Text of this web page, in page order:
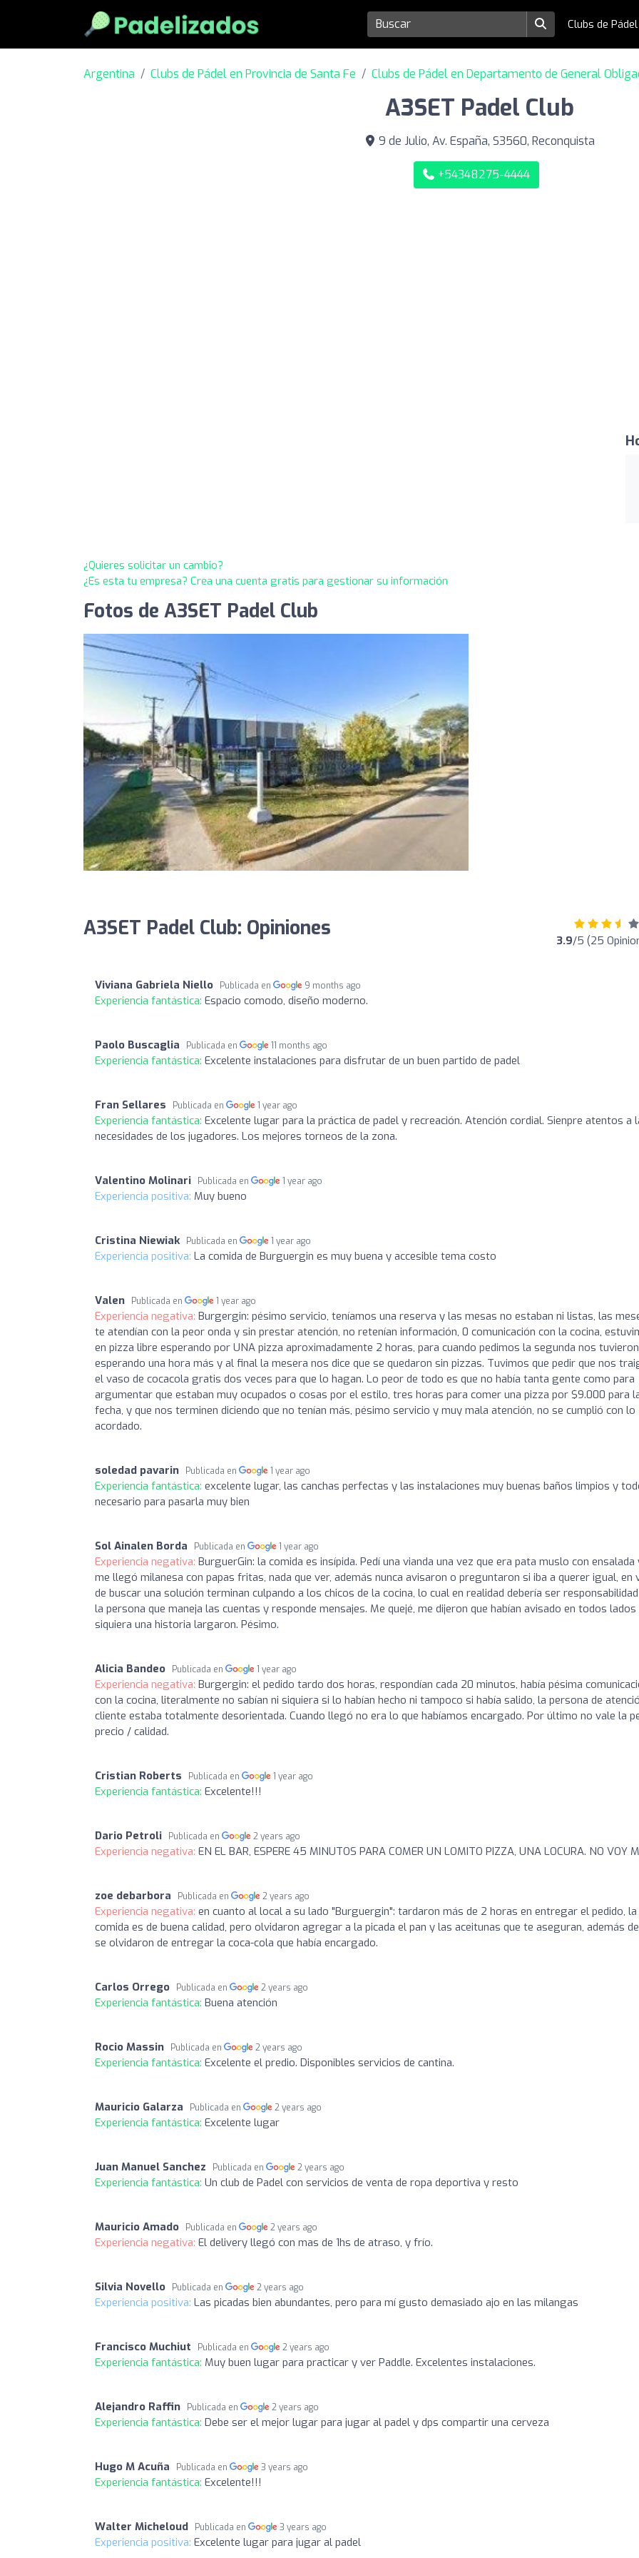
Clubs de
Argentina Clubs de Pádel en Provincia de Santa Fe Clubs de Pádel en Departamento de General
A3SET Padel Club
9 de Julio, Av. España, S3560, Reconquista
+54348275-4444
¿Quieres solicitar un cambio?
¿Es esta tu empresa? Crea una cuenta gratis para gestionar su información
Fotos de A3SET Padel Club
A3SET Padel Club: Opiniones 3.9/5 (25
Viviana Gabriela Niello Publicada en 9 months ago
Experiencia fantástica: Espacio comodo, diseño moderno.
Paolo Buscaglia Publicada en 11 months ago
Experiencia fantástica: Excelente instalaciones para disfrutar de un buen partido de padel
Fran Sellares Publicada en 1 year ago
Experiencia fantástica: Excelente lugar para la práctica de padel y recreación. Atención cordial. Sienpre atentos a
necesidades de los jugadores. Los mejores torneos de la zona.
Valentino Molinari Publicada en 1 year ago
Experiencia positiva: Muy bueno
Cristina Niewiak Publicada en 1 year ago
Experiencia positiva: La comida de Burguergin es muy buena y accesible tema costo
Valen Publicada en 1 year ago
Experiencia negativa: Burgergin: pésimo servicio, teníamos una reserva y las mesas no estaban ni listas, las
te atendían con la peor onda y sin prestar atención, no retenían información, 0 comunicación con la cocina,
en pizza libre esperando por UNA pizza aproximadamente 2 horas, para cuando pedimos la segunda nos tuvieron
esperando una hora más y al final la mesera nos dice que se quedaron sin pizzas. Tuvimos que pedir que nos
el vaso de cocacola gratis dos veces para que lo hagan. Lo peor de todo es que no había tanta gente como para
argumentar que estaban muy ocupados o cosas por el estilo, tres horas para comer una pizza por $9.000 para
fecha, y que nos terminen diciendo que no tenían más, pésimo servicio y muy mala atención, no se cumplió con lo
acordado.
soledad pavarin Publicada en 1 year ago
Experiencia fantástica: excelente lugar, las canchas perfectas y las instalaciones muy buenas baños limpios y
necesario para pasarla muy bien
Sol Ainalen Borda Publicada en 1 year ago
Experiencia negativa: BurguerGin: la comida es insípida. Pedí una vianda una vez que era pata muslo con ensalada
me llegó milanesa con papas fritas, nada que ver, además nunca avisaron o preguntaron si iba a querer igual, en
de buscar una solución terminan culpando a los chicos de la cocina, lo cual en realidad debería ser
la persona que maneja las cuentas y responde mensajes. Me quejé, me dijeron que habían avisado en todos lados
siquiera una historia largaron. Pésimo.
Alicia Bandeo Publicada en 1 year ago
Experiencia negativa: Burgergin: el pedido tardo dos horas, respondían cada 20 minutos, había pésima
con la cocina, literalmente no sabían ni siquiera si lo habían hecho ni tampoco si había salido, la persona de
cliente estaba totalmente desorientada. Cuando llegó no era lo que habíamos encargado. Por último no vale la
precio / calidad.
Cristian Roberts Publicada en 1 year ago
Experiencia fantástica: Excelente!!!
Dario Petroli Publicada en 2 years ago
Experiencia negativa: EN EL BAR, ESPERE 45 MINUTOS PARA COMER UN LOMITO PIZZA, UNA LOCURA. NO VOY
zoe debarbora Publicada en 2 years ago
Experiencia negativa: en cuanto al local a su lado "Burguergin": tardaron más de 2 horas en entregar el pedido, la
comida es de buena calidad, pero olvidaron agregar a la picada el pan y las aceitunas que te aseguran, además
se olvidaron de entregar la coca-cola que había encargado.
Carlos Orrego Publicada en 2 years ago
Experiencia fantástica: Buena atención
Rocio Massin Publicada en 2 years ago
Experiencia fantástica: Excelente el predio. Disponibles servicios de cantina.
Mauricio Galarza Publicada en 2 years ago
Experiencia fantástica: Excelente lugar
Juan Manuel Sanchez Publicada en 2 years ago
Experiencia fantástica: Un club de Padel con servicios de venta de ropa deportiva y resto
Mauricio Amado Publicada en 2 years ago
Experiencia negativa: El delivery llegó con mas de 1hs de atraso, y frío.
Silvia Novello Publicada en 2 years ago
Experiencia positiva: Las picadas bien abundantes, pero para mí gusto demasiado ajo en las milangas
Francisco Muchiut Publicada en 2 years ago
Experiencia fantástica: Muy buen lugar para practicar y ver Paddle. Excelentes instalaciones.
Alejandro Raffin Publicada en 2 years ago
Experiencia fantástica: Debe ser el mejor lugar para jugar al padel y dps compartir una cerveza
Hugo M Acuña Publicada en 3 years ago
Experiencia fantástica: Excelente!!!
Walter Micheloud Publicada en 3 years ago
Experiencia positiva: Excelente lugar para jugar al padel